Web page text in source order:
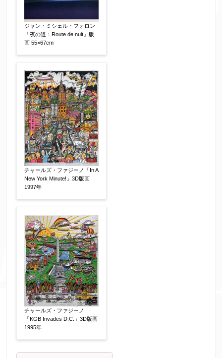
ジャン・ミシェル・フォロン
「夜の道：Route de nuit」版
画 55×67cm
チャールズ・ファジーノ「In A
New York Minute!」3D版画
1997年
チャールズ・ファジーノ
「KGB Invades D.C.」3D版画
1995年